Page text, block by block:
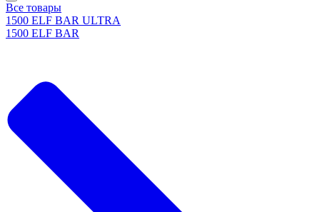
Все товары
1500 ELF BAR ULTRA
1500 ELF BAR